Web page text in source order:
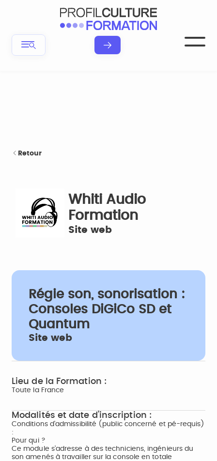
Retour
Whiti Audio
Formation
Site web
Régie son, sonorisation :
Consoles DiGiCo SD et
Quantum
Site web
Lieu de la Formation :
Toute la France
Modalités et date d'inscription :
Conditions d'admissibilité (public concerné et pé-requis)
:
Pour qui ?
Ce module s’adresse à des techniciens, ingénieurs du
son amenés à travailler sur la console en totale